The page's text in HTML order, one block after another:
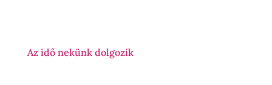
Az idő nekünk dolgozik